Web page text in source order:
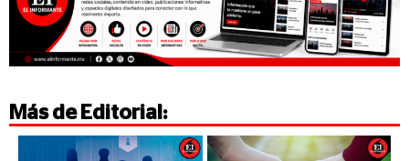
Más de Editorial :